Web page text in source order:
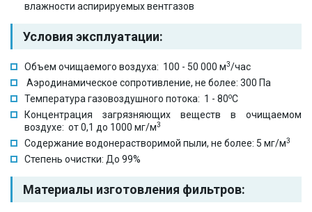
влажности аспирируемых вентгазов
Условия эксплуатации:
Объем очищаемого воздуха: 100 - 50 000 м3/час
Аэродинамическое сопротивление, не более: 300 Па
Температура газовоздушного потока: 1 - 80оС
Концентрация загрязняющих веществ в очищаемом
воздухе: от 0,1 до 1000 мг/м3
Содержание водонерастворимой пыли, не более: 5 мг/м3
Степень очистки: До 99%
Материалы изготовления фильтров: